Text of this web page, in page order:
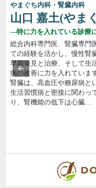
やまぐち内科・腎臓内科
山口 嘉土(やま
特に力を入れている診療
総合内科専門医、腎臓専門
ての経験を活かし、慢性腎
早期発見と治療、そして生
病の改善に力を入れていま
腎臓は、高血圧や糖尿病と
生活習慣病と密接に関わっ
り、腎機能の低下は心臓…